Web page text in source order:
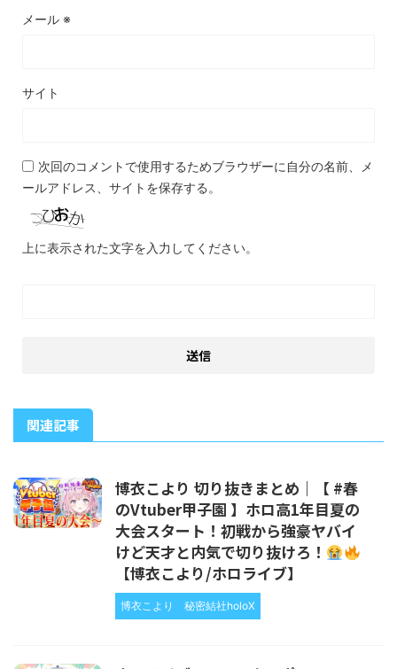
メール ※
サイト
次回のコメントで使用するためブラウザーに自分の名前、メ
ールアドレス、サイトを保存する。
上に表示された文字を入力してください。
関連記事
博衣こより 切り抜きまとめ｜【 #春
のVtuber甲子園 】ホロ高1年目夏の
大会スタート！初戦から強豪ヤバイ
けど天才と内気で切り抜けろ！
【博衣こより/ホロライブ】
博衣こより 秘密結社holoX